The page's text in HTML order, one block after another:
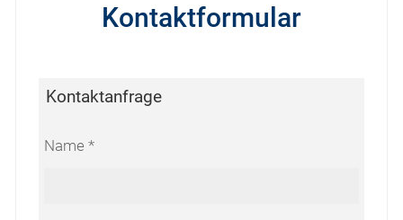
Kontaktformular
Kontaktanfrage
Name